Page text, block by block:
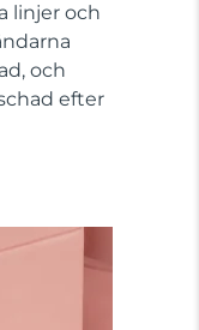
linjer och
och
efter